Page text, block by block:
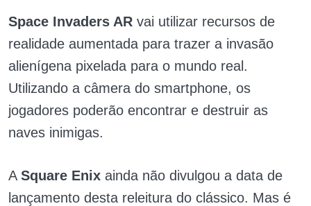
Space Invaders AR vai utilizar recursos de
realidade aumentada para trazer a invasão
alienígena pixelada para o mundo real.
Utilizando a câmera do smartphone, os
jogadores poderão encontrar e destruir as
naves inimigas.
A Square Enix ainda não divulgou a data de
lançamento desta releitura do clássico. Mas é